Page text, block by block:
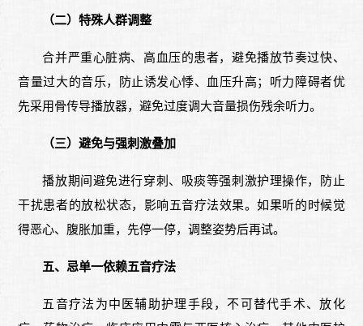
（二）特殊人群调整
合并严重心脏病、高血压的患者，避免播放节奏过快、
音量过大的音乐，防止诱发心悸、血压升高；听力障碍者优
先采用骨传导播放器，避免过度调大音量损伤残余听力。
（三）避免与强刺激叠加
播放期间避免进行穿刺、吸痰等强刺激护理操作，防止
干扰患者的放松状态，影响五音疗法效果。如果听的时候觉
得恶心、腹胀加重，先停一停，调整姿势后再试。
五、忌单一依赖五音疗法
五音疗法为中医辅助护理手段，不可替代手术、放化